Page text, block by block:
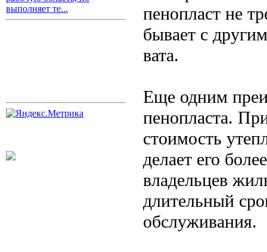
выполняет те...
пенопласт не
бывает с
вата.
Еще одним
пенопласта.
стоимость
делает его
владельцев
длительный
обслуживания.